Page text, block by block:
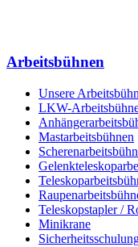
Arbeitsbühnen
Unsere
LKW-
Mastarbeitsbühnen
Teleskopstapler /
Minikrane